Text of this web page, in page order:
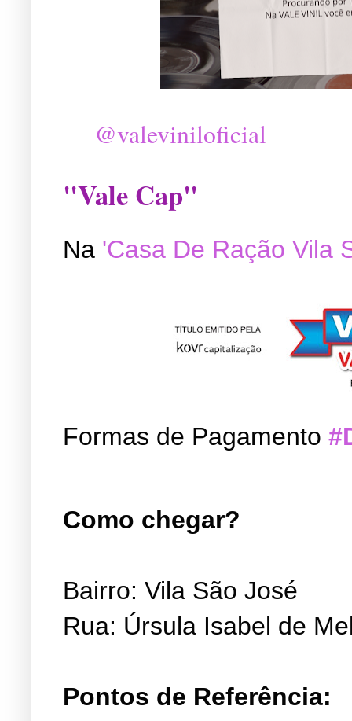
@valeviniloficial
"Vale Cap"
Na 'Casa De Ração Vila
Formas de Pagamento
Como chegar?
Bairro: Vila São José
Rua: Úrsula Isabel de
Pontos de Referência: